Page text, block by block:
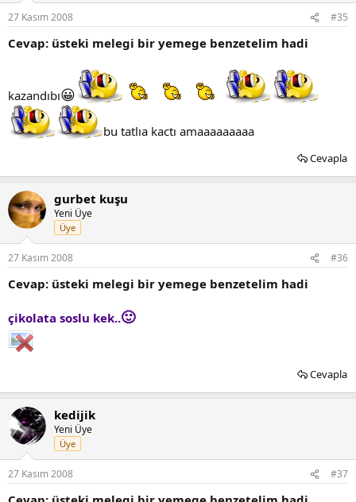
27 Kasım 2008 #35
Cevap: üsteki melegi bir yemege benzetelim hadi
kazandıbı😀
bu tatlıa kactı amaaaaaaaaa
Cevapla
gurbet kuşu
Yeni Üye
Üye
27 Kasım 2008 #36
Cevap: üsteki melegi bir yemege benzetelim hadi
çikolata soslu kek..🙂
Cevapla
kedijik
Yeni Üye
Üye
27 Kasım 2008 #37